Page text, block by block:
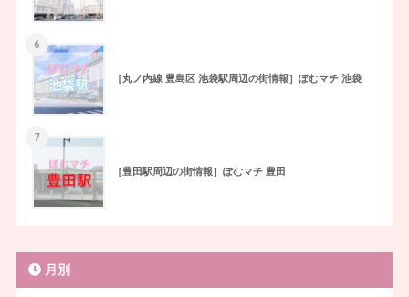
6
［丸ノ内線 豊島区 池袋駅周辺の街情報］ぽむマチ 池袋
7
［豊田駅周辺の街情報］ぽむマチ 豊田
月別